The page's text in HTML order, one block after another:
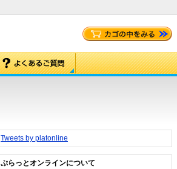
Tweets by platonline
ぷらっとオンラインについて